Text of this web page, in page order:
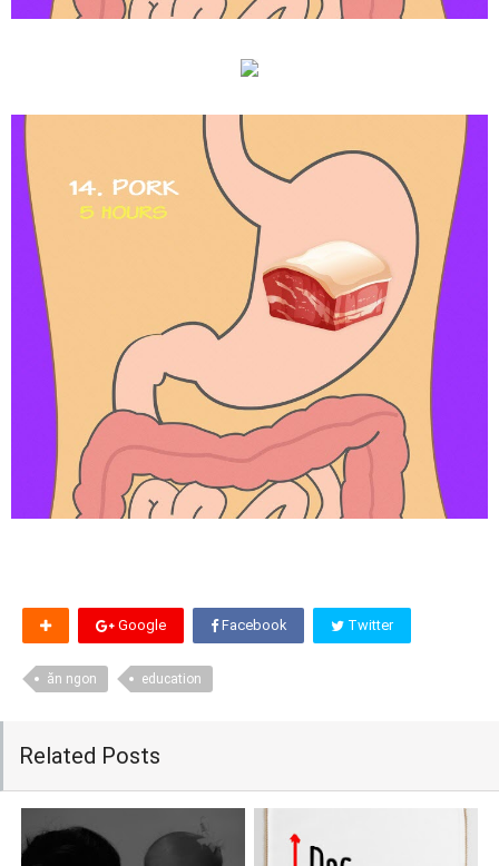
Google Facebook Twitter
ăn ngon education
Related Posts